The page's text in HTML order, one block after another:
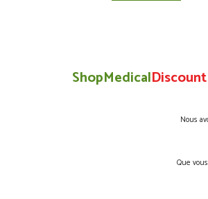
ShopMedicalDiscount
Nous
Que